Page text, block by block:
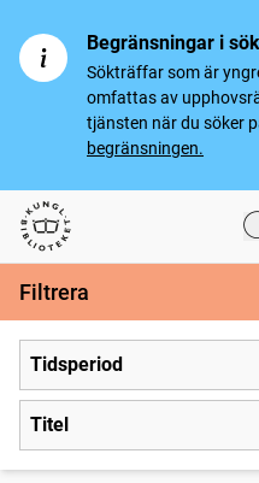
Begränsningar i
Sökträffar som är
omfattas av
tjänsten när du söker
begränsningen.
Svenska tidningar
Filtrera
Tidsperiod
Titel